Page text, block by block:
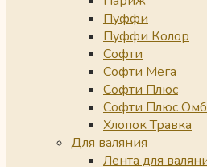
Пуффи
Пуффи Колор
Софти
Софти Мега
Софти Плюс
Софти Плюс
Хлопок Травка
Для валяния
Лента для